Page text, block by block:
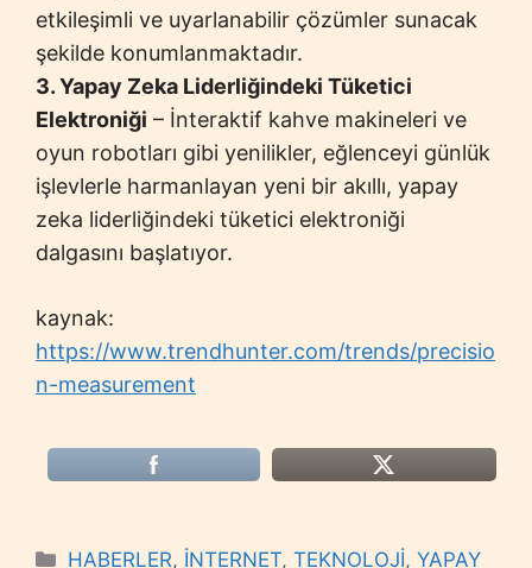
etkileşimli ve uyarlanabilir çözümler sunacak
şekilde konumlanmaktadır.
3. Yapay Zeka Liderliğindeki Tüketici
Elektroniği – İnteraktif kahve makineleri ve
oyun robotları gibi yenilikler, eğlenceyi günlük
işlevlerle harmanlayan yeni bir akıllı, yapay
zeka liderliğindeki tüketici elektroniği
dalgasını başlatıyor.
kaynak:
https://www.trendhunter.com/trends/precisio
n-measurement
Categories
HABERLER, İNTERNET,TEKNOLOJİ,YAPAY